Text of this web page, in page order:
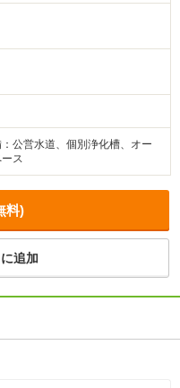
公営水道、個別浄化槽、オー
ス
料)
追加